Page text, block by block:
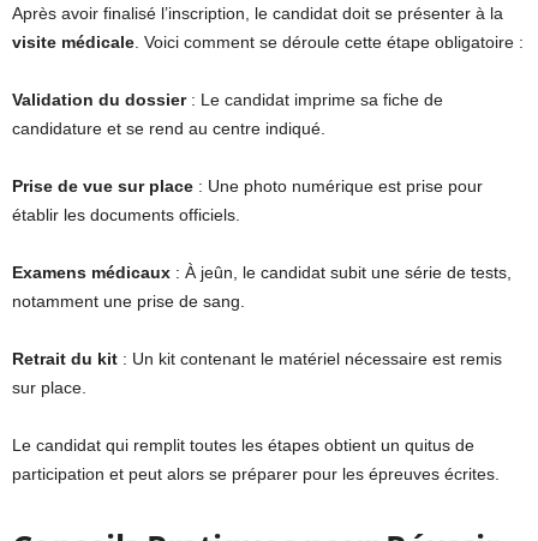
Après avoir finalisé l’inscription, le candidat doit se présenter à la
visite médicale. Voici comment se déroule cette étape obligatoire :
Validation du dossier: Le candidat imprime sa fiche de
candidature et se rend au centre indiqué.
Prise de vue sur place : Une photo numérique est prise pour
établir les documents officiels.
Examens médicaux : À jeûn, le candidat subit une série de tests,
notamment une prise de sang.
Retrait du kit : Un kit contenant le matériel nécessaire est remis
sur place.
Le candidat qui remplit toutes les étapes obtient un quitus de
participation et peut alors se préparer pour les épreuves écrites.